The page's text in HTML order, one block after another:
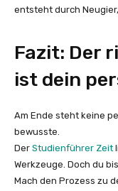
entsteht durch
Fazit: Der
ist dein
Am Ende steht keine
bewusste.
Der Studienführer Zeit
Werkzeuge. Doch du
Mach den Prozess zu